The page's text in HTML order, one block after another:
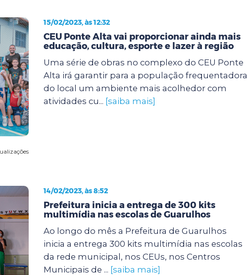
15/02/2023, às 12:32
CEU Ponte Alta vai proporcionar ainda mais
educação, cultura, esporte e lazer à região
Uma série de obras no complexo do CEU Ponte
Alta irá garantir para a população frequentadora
do local um ambiente mais acolhedor com
atividades cu... [saiba mais]
14/02/2023, às 8:52
Prefeitura inicia a entrega de 300 kits
multimídia nas escolas de Guarulhos
Ao longo do mês a Prefeitura de Guarulhos
inicia a entrega 300 kits multimídia nas escolas
da rede municipal, nos CEUs, nos Centros
Municipais de ... [saiba mais]